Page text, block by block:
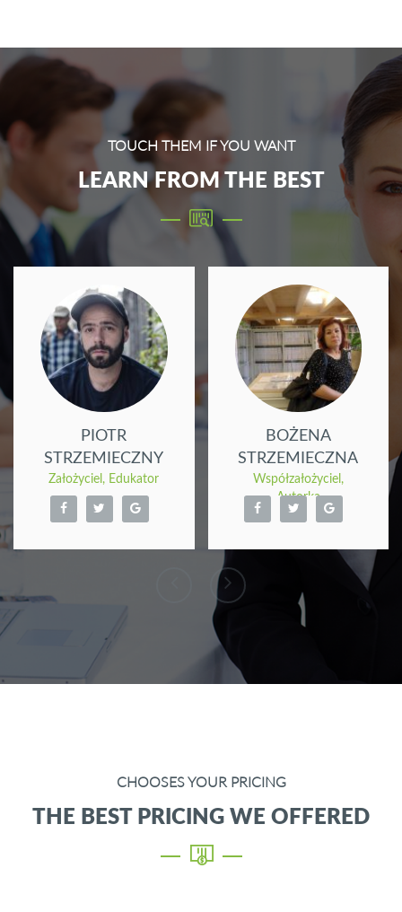
TOUCH THEM IF YOU WANT
LEARN FROM THE BEST
PIOTR
STRZEMIECZNY
Założyciel, Edukator
BOŻENA
STRZEMIECZNA
Współzałożyciel,
Autorka
CHOOSES YOUR PRICING
THE BEST PRICING WE OFFERED